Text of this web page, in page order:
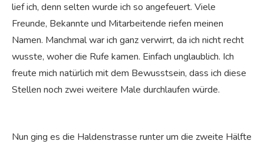
lief ich, denn selten wurde ich so angefeuert. Viele
Freunde, Bekannte und Mitarbeitende riefen meinen
Namen. Manchmal war ich ganz verwirrt, da ich nicht recht
wusste, woher die Rufe kamen. Einfach unglaublich. Ich
freute mich natürlich mit dem Bewusstsein, dass ich diese
Stellen noch zwei weitere Male durchlaufen würde.
Nun ging es die Haldenstrasse runter um die zweite Hälfte